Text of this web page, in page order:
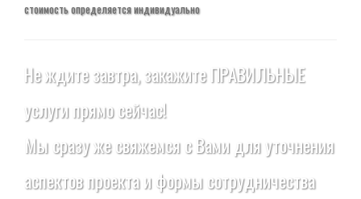
стоимость определяется индивидуально
Не ждите завтра, закажите ПРАВИЛЬНЫЕ
услуги прямо сейчас!
Мы сразу же свяжемся с Вами для уточнения
аспектов проекта и формы сотрудничества